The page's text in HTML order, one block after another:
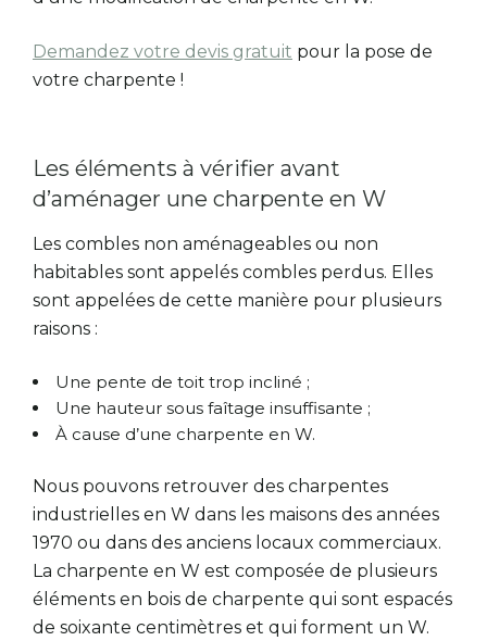
Demandez votre devis gratuit pour la pose de
votre charpente !
Les éléments à vérifier avant
d’aménager une charpente en W
Les combles non aménageables ou non
habitables sont appelés combles perdus. Elles
sont appelées de cette manière pour plusieurs
raisons :
Une pente de toit trop incliné ;
Une hauteur sous faîtage insuffisante ;
À cause d’une charpente en W.
Nous pouvons retrouver des charpentes
industrielles en W dans les maisons des années
1970 ou dans des anciens locaux commerciaux.
La charpente en W est composée de plusieurs
éléments en bois de charpente qui sont espacés
de soixante centimètres et qui forment un W.